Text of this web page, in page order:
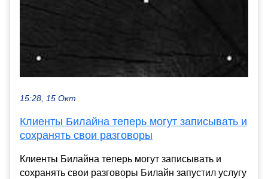
15:28, 15 Окт
Клиенты Билайна теперь могут записывать и
сохранять свои разговоры
Клиенты Билайна теперь могут записывать и
сохранять свои разговоры Билайн запустил услугу